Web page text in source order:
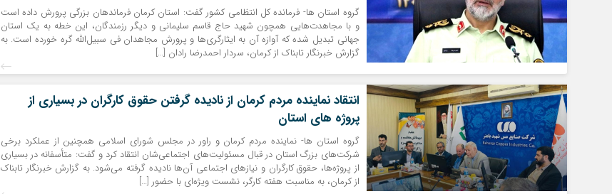
گروه استان ها- فرمانده کل انتظامی کشور گفت: استان کرمان فرماندهان بزرگی پرورش داده است
و با مجاهدت‌هایی همچون شهید حاج قاسم سلیمانی و دیگر رزمندگان، این خطه به یک استان
جهانی تبدیل شده که آوازه آن به ایثارگری‌ها و پرورش مجاهدان فی سبیل‌الله گره خورده است. به
گزارش خبرنگار تابناک از کرمان، سردار احمدرضا رادان […]
انتقاد نماینده مردم کرمان از نادیده گرفتن حقوق کارگران در بسیاری از
پروژه های استان
گروه استان ها- نماینده مردم کرمان و راور در مجلس شورای اسلامی همچنین از عملکرد برخی
شرکت‌های بزرگ استان در قبال مسئولیت‌های اجتماعی‌شان انتقاد کرد و گفت: متأسفانه در بسیاری
از پروژه‌ها، حقوق کارگران و نیازهای اجتماعی آن‌ها نادیده گرفته می‌شود. به گزارش خبرنگار تابناک
از کرمان، به مناسبت هفته کارگر، نشست ویژه‌ای با حضور […]